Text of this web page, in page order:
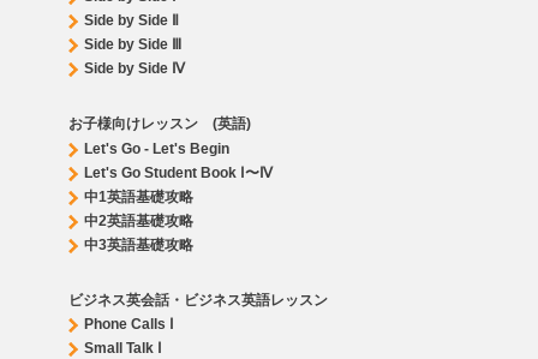
Side by Side Ⅱ
Side by Side Ⅲ
Side by Side Ⅳ
お子様向けレッスン (英語)
Let's Go - Let's Begin
Let's Go Student Book Ⅰ〜Ⅳ
中1英語基礎攻略
中2英語基礎攻略
中3英語基礎攻略
ビジネス英会話・ビジネス英語レッスン
Phone Calls Ⅰ
Small Talk Ⅰ